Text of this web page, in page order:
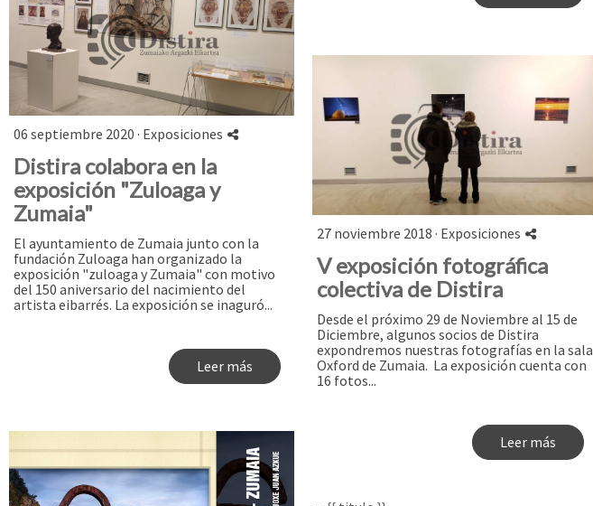
06 septiembre 2020 · Exposiciones
Distira colabora en la
exposición "Zuloaga y
Zumaia"
El ayuntamiento de Zumaia junto con la
fundación Zuloaga han organizado la
exposición "zuloaga y Zumaia" con motivo
del 150 aniversario del nacimiento del
artista eibarrés. La exposición se inaguró...
Leer más
27 noviembre 2018 · Exposiciones
V exposición fotográfica
colectiva de Distira
Desde el próximo 29 de Noviembre al 15 de
Diciembre, algunos socios de Distira
expondremos nuestras fotografías en la sala
Oxford de Zumaia. ​ La exposición cuenta con
16 fotos...
Leer más